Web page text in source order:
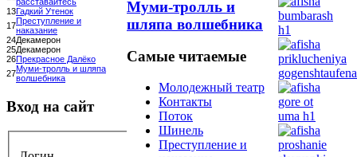
расставайтесь
13Гадкий Утенок
17Преступление и
наказание
24Декамерон
25Декамерон
26Прекрасное Далёко
27Муми-тролль и шляпа
волшебника
Вход на сайт
Муми-тролль и
шляпа волшебника
Самые читаемые
Молодежный театр
Контакты
Поток
Шинель
Преступление и